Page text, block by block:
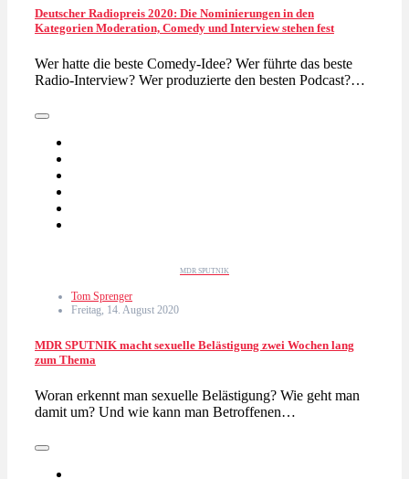
Deutscher Radiopreis 2020: Die Nominierungen in den
Kategorien Moderation, Comedy und Interview stehen fest
Wer hatte die beste Comedy-Idee? Wer führte das beste
Radio-Interview? Wer produzierte den besten Podcast?…
MDR SPUTNIK
Tom Sprenger
Freitag, 14. August 2020
MDR SPUTNIK macht sexuelle Belästigung zwei Wochen lang
zum Thema
Woran erkennt man sexuelle Belästigung? Wie geht man
damit um? Und wie kann man Betroffenen…